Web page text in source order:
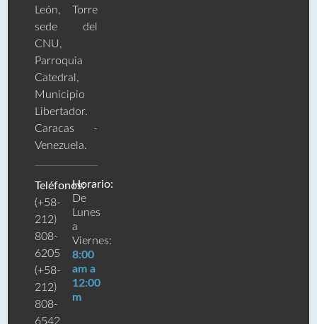
León, Torre
sede del
CNU,
Parroquia
Catedral,
Municipio
Libertador.
Caracas -
Venezuela.
Teléfonos:
(+58-
212)
808-
6205
(+58-
212)
808-
6542
Horario:
De
Lunes
a
Viernes:
8:00
am a
12:00
m